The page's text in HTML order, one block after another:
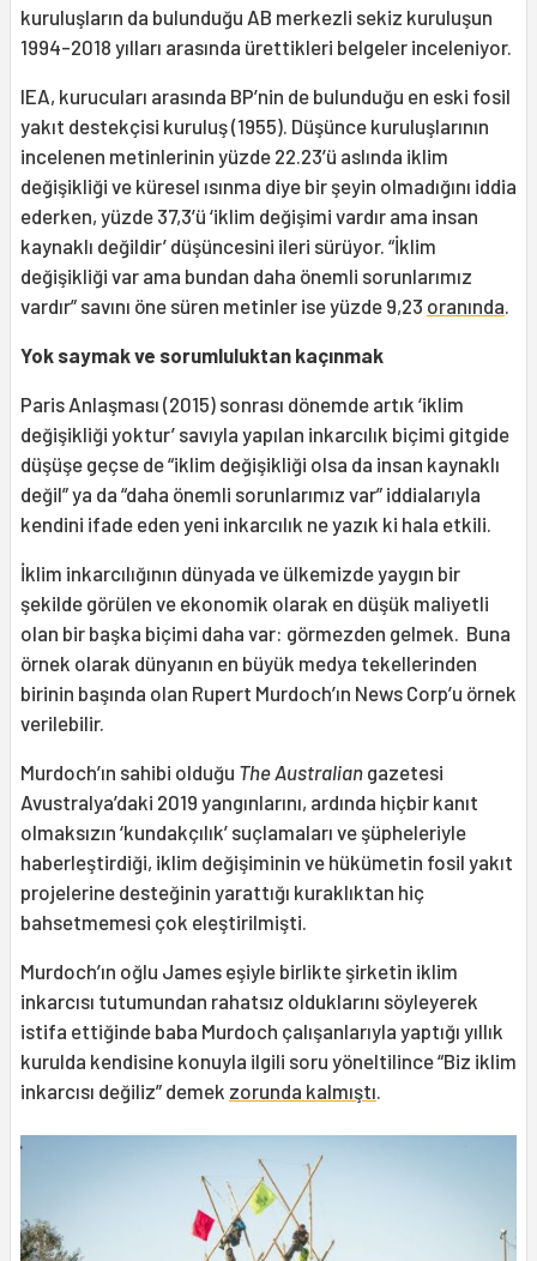
kuruluşların da bulunduğu AB merkezli sekiz kuruluşun
1994-2018 yılları arasında ürettikleri belgeler inceleniyor.
IEA, kurucuları arasında BP’nin de bulunduğu en eski fosil
yakıt destekçisi kuruluş (1955). Düşünce kuruluşlarının
incelenen metinlerinin yüzde 22.23’ü aslında iklim
değişikliği ve küresel ısınma diye bir şeyin olmadığını iddia
ederken, yüzde 37,3’ü ‘iklim değişimi vardır ama insan
kaynaklı değildir’ düşüncesini ileri sürüyor. “İklim
değişikliği var ama bundan daha önemli sorunlarımız
vardır” savını öne süren metinler ise yüzde 9,23 oranında
Yok saymak ve sorumluluktan kaçınmak
Paris Anlaşması (2015) sonrası dönemde artık ‘iklim
değişikliği yoktur’ savıyla yapılan inkarcılık biçimi gitgide
düşüşe geçse de “iklim değişikliği olsa da insan kaynaklı
değil” ya da “daha önemli sorunlarımız var” iddialarıyla
kendini ifade eden yeni inkarcılık ne yazık ki hala etkili.
İklim inkarcılığının dünyada ve ülkemizde yaygın bir
şekilde görülen ve ekonomik olarak en düşük maliyetli
olan bir başka biçimi daha var: görmezden gelmek. Buna
örnek olarak dünyanın en büyük medya tekellerinden
birinin başında olan Rupert Murdoch’ın News Corp’u örnek
verilebilir.
Murdoch’ın sahibi olduğu The Australian gazetesi
Avustralya’daki 2019 yangınlarını, ardında hiçbir kanıt
olmaksızın ‘kundakçılık’ suçlamaları ve şüpheleriyle
haberleştirdiği, iklim değişiminin ve hükümetin fosil yakıt
projelerine desteğinin yarattığı kuraklıktan hiç
bahsetmemesi çok eleştirilmişti.
Murdoch’ın oğlu James eşiyle birlikte şirketin iklim
inkarcısı tutumundan rahatsız olduklarını söyleyerek
istifa ettiğinde baba Murdoch çalışanlarıyla yaptığı yıllık
kurulda kendisine konuyla ilgili soru yöneltilince “Biz iklim
inkarcısı değiliz” demek zorunda kalmıştı